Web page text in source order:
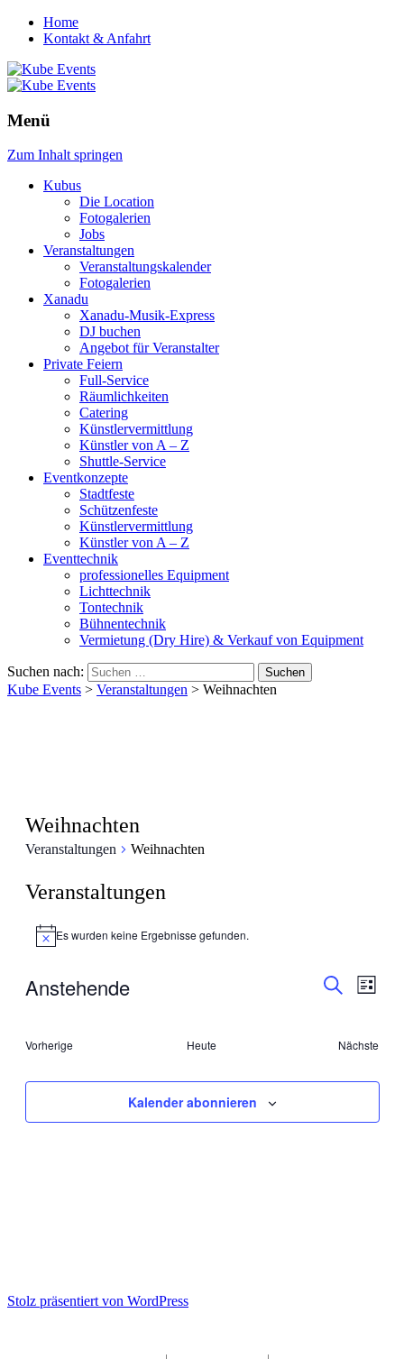
Home
Kontakt & Anfahrt
Menü
Zum Inhalt springen
Kubus
Die Location
Fotogalerien
Jobs
Veranstaltungen
Veranstaltungskalender
Fotogalerien
Xanadu
Xanadu-Musik-Express
DJ buchen
Angebot für Veranstalter
Private Feiern
Full-Service
Räumlichkeiten
Catering
Künstlervermittlung
Künstler von A – Z
Shuttle-Service
Eventkonzepte
Stadtfeste
Schützenfeste
Künstlervermittlung
Künstler von A – Z
Eventtechnik
professionelles Equipment
Lichttechnik
Tontechnik
Bühnentechnik
Vermietung (Dry Hire) & Verkauf von Equipment
Suchen nach:
Kube Events > Veranstaltungen > Weihnachten
Weihnachten
Veranstaltungen Weihnachten
Veranstaltungen
HinweisEs wurden keine Ergebnisse gefunden.
Liste
Anstehende
VorherigeVeranstaltungen Heute
Nächste
Kalender abonnieren
Stolz präsentiert von WordPress